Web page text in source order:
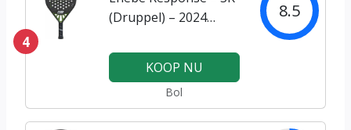
4
(Druppel) – 2024
8.5
KOOP NU
Bol